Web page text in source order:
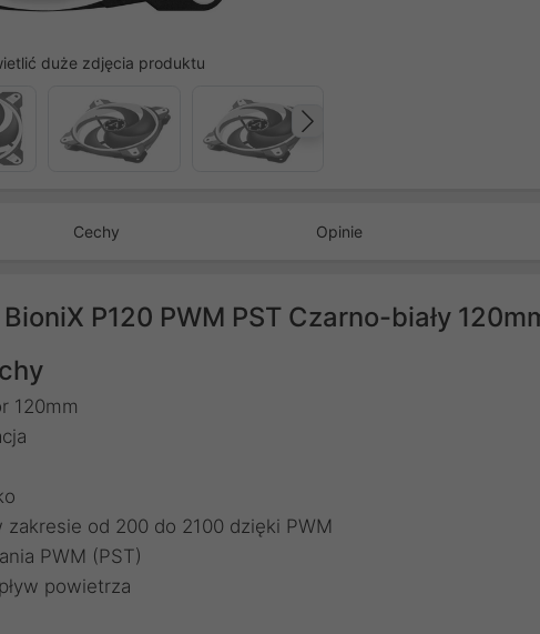
duże zdjęcia produktu
Cechy Opinie
P120 PWM PST Czarno-biały
120mm
od 200 do 2100 dzięki PWM
PWM (PST)
powietrza